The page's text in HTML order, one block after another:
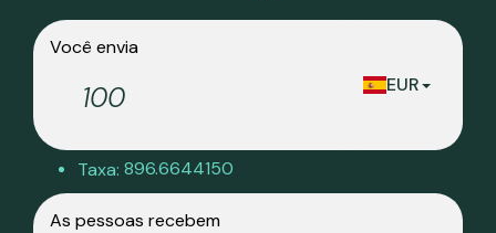
Você envia
EUR
Taxa: 896.6644150
As pessoas recebem